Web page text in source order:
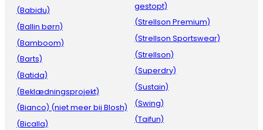
(Babidu)
(Ballin børn)
(Bamboom)
(Barts)
(Batida)
(Beklædningsprojekt)
(Bianco) (niet meer bij Blosh)
(Bicalla)
gestopt)
(Strellson Premium)
(Strellson Sportswear)
(Strellson)
(Superdry)
(Sustain)
(Swing)
(Taifun)